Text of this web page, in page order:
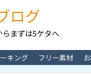
ログ
まずは5ケタへ
キング フリー素材